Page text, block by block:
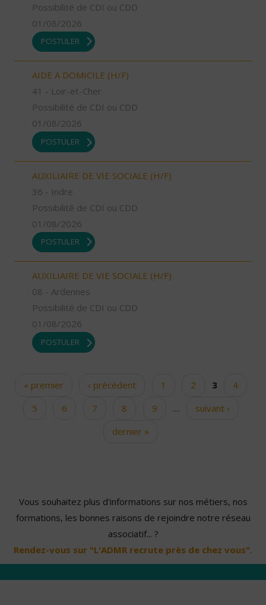
Possibilité de CDI ou CDD
01/08/2026
POSTULER
AIDE A DOMICILE (H/F)
41 - Loir-et-Cher
Possibilité de CDI ou CDD
01/08/2026
POSTULER
AUXILIAIRE DE VIE SOCIALE (H/F)
36 - Indre
Possibilité de CDI ou CDD
01/08/2026
POSTULER
AUXILIAIRE DE VIE SOCIALE (H/F)
08 - Ardennes
Possibilité de CDI ou CDD
01/08/2026
POSTULER
Pages« premier ‹ précédent 1 2 3
4
5
6 7 8 9 …
suivant ›
dernier »
Vous souhaitez plus d'informations sur nos métiers, nos
formations, les bonnes raisons de rejoindre notre réseau
associatif... ?
Rendez-vous sur "L'ADMR recrute près de chez vous".